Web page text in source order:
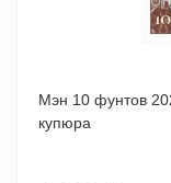
Мэн 10 фунтов 2020 Замок Пил UNC /
купюра